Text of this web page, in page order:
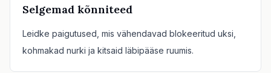
Selgemad kõnniteed
Leidke paigutused, mis vähendavad blokeeritud uksi,
kohmakad nurki ja kitsaid läbipääse ruumis.